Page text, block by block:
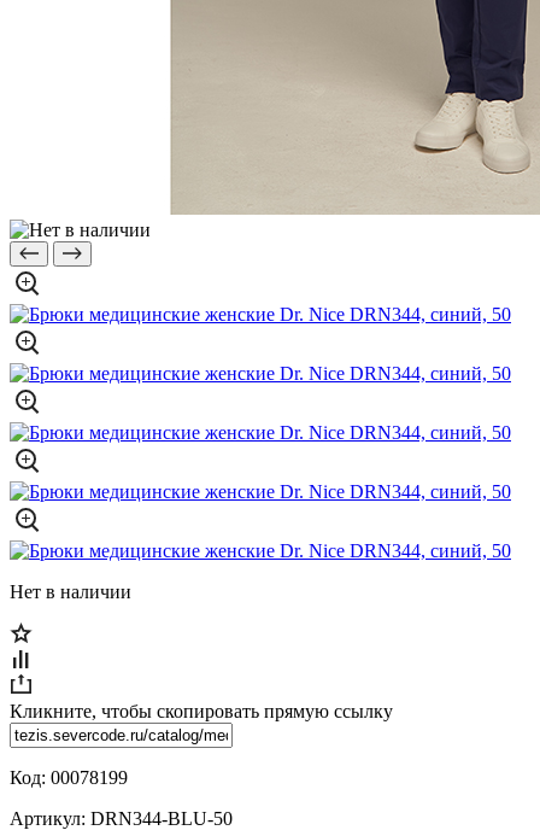
Нет в наличии
Кликните, чтобы скопировать прямую ссылку
Код: 00078199
Артикул: DRN344-BLU-50